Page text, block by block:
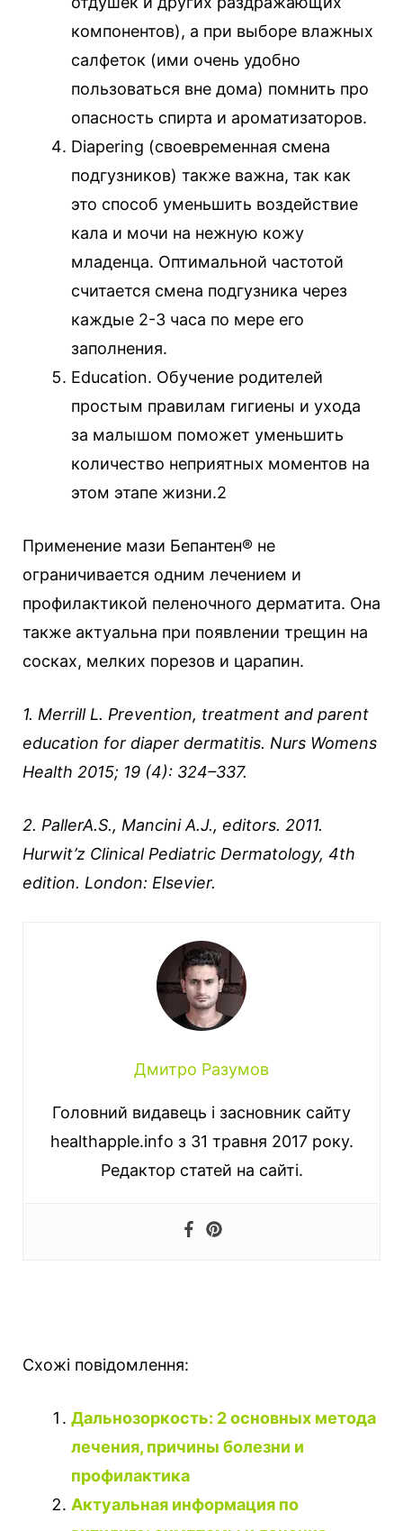
компонентов), а при выборе влажных
салфеток (ими очень удобно
пользоваться вне дома) помнить про
опасность спирта и ароматизаторов.
Diapering (своевременная смена
подгузников) также важна, так как
это способ уменьшить воздействие
кала и мочи на нежную кожу
младенца. Оптимальной частотой
считается смена подгузника через
каждые 2-3 часа по мере его
заполнения.
Еducation. Обучение родителей
простым правилам гигиены и ухода
за малышом поможет уменьшить
количество неприятных моментов на
этом этапе жизни.2
Применение мази Бепантен® не
ограничивается одним лечением и
профилактикой пеленочного дерматита. Она
также актуальна при появлении трещин на
сосках, мелких порезов и царапин.
1. Merrill L. Prevention, treatment and parent
education for diaper dermatitis. Nurs Womens
Health 2015; 19 (4): 324–337.
2. PallerA.S., Mancini A.J., editors. 2011.
Hurwit’z Clinical Pediatric Dermatology, 4th
edition. London: Elsevier.
Дмитро Разумов
Головний видавець і засновник сайту
healthapple.info з 31 травня 2017 року.
Редактор статей на сайті.
Схожі повідомлення:
Дальнозоркость: 2 основных метода
лечения, причины болезни и
профилактика
Актуальная информация по